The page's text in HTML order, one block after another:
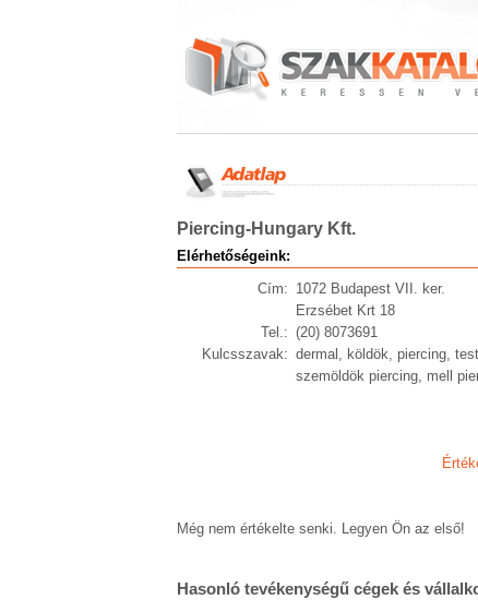
Piercing-Hungary Kft.
Elérhetőségeink:
Cím: 1072 Budapest VII. ker.
Erzsébet Krt 18
Tel.: (20) 8073691
Kulcsszavak: dermal, köldök, piercing,
szemöldök piercing, mell
Még nem értékelte senki. Legyen Ön az első!
Hasonló tevékenységű cégek és